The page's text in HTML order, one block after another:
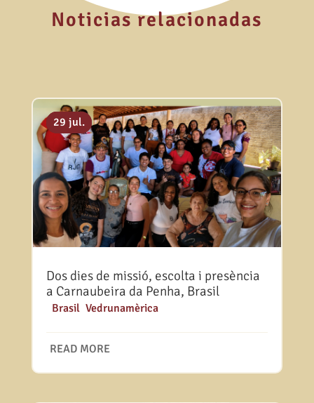
Noticias relacionadas
Dos dies de missió, escolta i presència
a Carnaubeira da Penha, Brasil
06 ag.
Brasil, Vedrunamèrica
READ MORE
31 jul.
29 jul.